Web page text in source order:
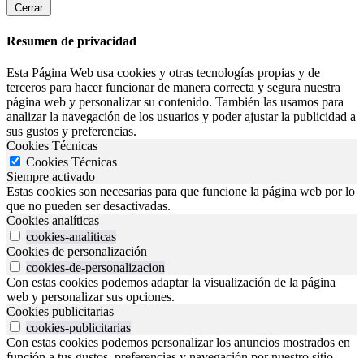
Cerrar
Resumen de privacidad
Esta Página Web usa cookies y otras tecnologías propias y de
terceros para hacer funcionar de manera correcta y segura nuestra
página web y personalizar su contenido. También las usamos para
analizar la navegación de los usuarios y poder ajustar la publicidad a
sus gustos y preferencias.
Cookies Técnicas
Cookies Técnicas
Siempre activado
Estas cookies son necesarias para que funcione la página web por lo
que no pueden ser desactivadas.
Cookies analíticas
cookies-analiticas
Cookies de personalización
cookies-de-personalizacion
Con estas cookies podemos adaptar la visualización de la página
web y personalizar sus opciones.
Cookies publicitarias
cookies-publicitarias
Con estas cookies podemos personalizar los anuncios mostrados en